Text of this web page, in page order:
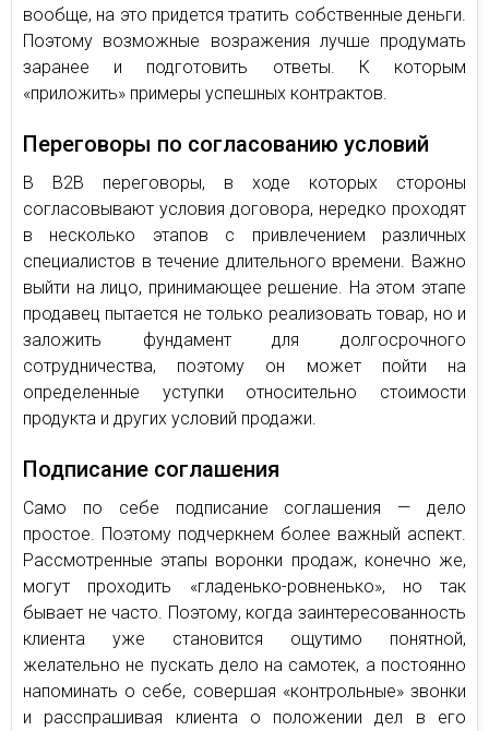
вообще, на это придется тратить собственные деньги.
Поэтому возможные возражения лучше продумать
заранее и подготовить ответы. К которым
«приложить» примеры успешных контрактов.
Переговоры по согласованию условий
В В2В переговоры, в ходе которых стороны
согласовывают условия договора, нередко проходят
в несколько этапов с привлечением различных
специалистов в течение длительного времени. Важно
выйти на лицо, принимающее решение. На этом этапе
продавец пытается не только реализовать товар, но и
заложить фундамент для долгосрочного
сотрудничества, поэтому он может пойти на
определенные уступки относительно стоимости
продукта и других условий продажи.
Подписание соглашения
Само по себе подписание соглашения — дело
простое. Поэтому подчеркнем более важный аспект.
Рассмотренные этапы воронки продаж, конечно же,
могут проходить «гладенько-ровненько», но так
бывает не часто. Поэтому, когда заинтересованность
клиента уже становится ощутимо понятной,
желательно не пускать дело на самотек, а постоянно
напоминать о себе, совершая «контрольные» звонки
и расспрашивая клиента о положении дел в его